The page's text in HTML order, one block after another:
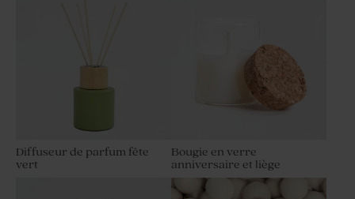
Diffuseur de parfum fête
vert
Bougie en verre
anniversaire et liège